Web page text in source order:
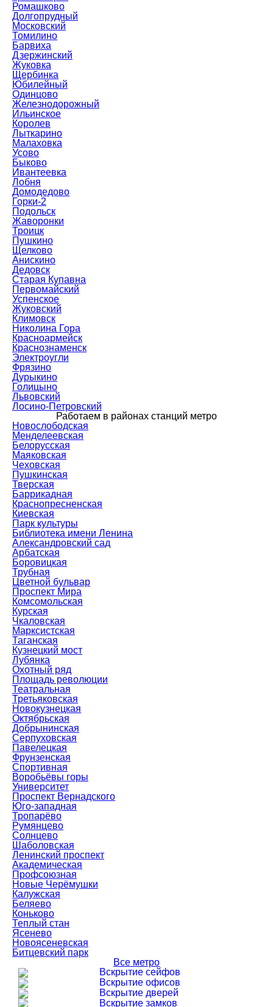
Ромашково
Долгопрудный
Московский
Томилино
Барвиха
Дзержинский
Жуковка
Щербинка
Юбилейный
Одинцово
Железнодорожный
Ильинское
Королев
Лыткарино
Малаховка
Усово
Быково
Ивантеевка
Лобня
Домодедово
Горки-2
Подольск
Жаворонки
Троицк
Пушкино
Щелково
Анискино
Дедовск
Старая Купавна
Первомайский
Успенское
Жуковский
Климовск
Николина Гора
Красноармейск
Краснознаменск
Электроугли
Фрязино
Дурыкино
Голицыно
Львовский
Лосино-Петровский
Работаем в районах станций метро
Новослободская
Менделеевская
Белорусская
Маяковская
Чеховская
Пушкинская
Тверская
Баррикадная
Краснопресненская
Киевская
Парк культуры
Библиотека имени Ленина
Александровский сад
Арбатская
Боровицкая
Трубная
Цветной бульвар
Проспект Мира
Комсомольская
Курская
Чкаловская
Марксистская
Таганская
Кузнецкий мост
Лубянка
Охотный ряд
Площадь революции
Театральная
Третьяковская
Новокузнецкая
Октябрьская
Добрынинская
Серпуховская
Павелецкая
Фрунзенская
Спортивная
Воробьёвы горы
Университет
Проспект Вернадского
Юго-западная
Тропарёво
Румянцево
Солнцево
Шаболовская
Ленинский проспект
Академическая
Профсоюзная
Новые Черёмушки
Калужская
Беляево
Коньково
Теплый стан
Ясенево
Новоясеневская
Битцевский парк
Все метро
Вскрытие сейфов
Вскрытие офисов
Вскрытие дверей
Вскрытие замков